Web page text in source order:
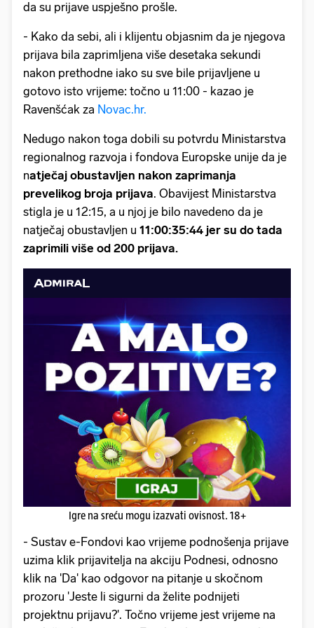
da su prijave uspješno prošle.
- Kako da sebi, ali i klijentu objasnim da je njegova
prijava bila zaprimljena više desetaka sekundi
nakon prethodne iako su sve bile prijavljene u
gotovo isto vrijeme: točno u 11:00 - kazao je
Ravenšćak za Novac.hr.
Nedugo nakon toga dobili su potvrdu Ministarstva
regionalnog razvoja i fondova Europske unije da je
natječaj obustavljen nakon zaprimanja
prevelikog broja prijava. Obavijest Ministarstva
stigla je u 12:15, a u njoj je bilo navedeno da je
natječaj obustavljen u 11:00:35:44 jer su do tada
zaprimili više od 200 prijava.
Igre na sreću mogu izazvati ovisnost. 18+
- Sustav e-Fondovi kao vrijeme podnošenja prijave
uzima klik prijavitelja na akciju Podnesi, odnosno
klik na 'Da' kao odgovor na pitanje u skočnom
prozoru 'Jeste li sigurni da želite podnijeti
projektnu prijavu?'. Točno vrijeme jest vrijeme na